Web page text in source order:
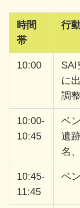
時間
帯
行
10:00 SAI
に
調
10:00-
10:45
ベ
遺
名
10:45-
11:45
ベ